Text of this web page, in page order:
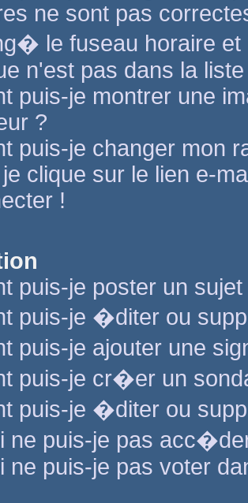
ne sont pas
le fuseau horaire
n'est pas dans la
puis-je montrer une
?
puis-je changer mon
clique sur le lien e-
!
puis-je poster un
puis-je �diter ou
puis-je ajouter une
puis-je cr�er un
puis-je �diter ou
ne puis-je pas
ne puis-je pas voter